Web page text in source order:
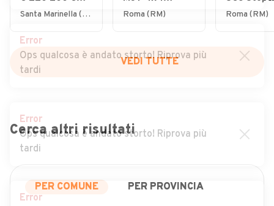
S.W. Classic
Santa Marinella (RM)
Dynamic
Roma (RM)
Intens
Roma (RM)
VEDI TUTTE
Cerca altri risultati
PER COMUNE PER PROVINCIA
Error
Ops qualcosa è andato storto! Riprova più
tardi
Error
Ops qualcosa è andato storto! Riprova più
tardi
Error